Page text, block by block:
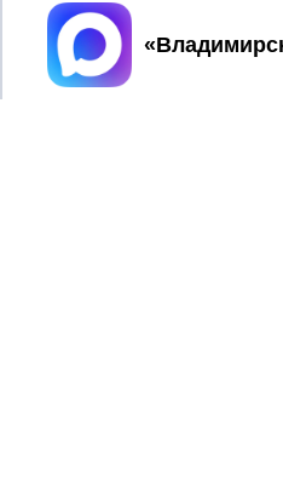
Регистрационный номер:
августа 2020 г. согласно
зарегистрированных средств
Принять